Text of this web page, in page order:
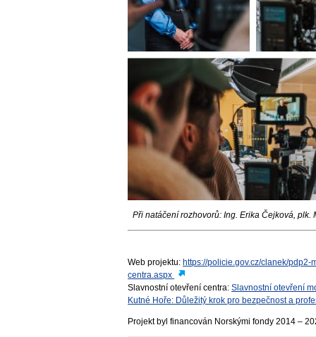
Při natáčení rozhovorů: Ing. Erika Čejková, plk.
Web projektu: https://policie.gov.cz/clanek/
centra.aspx
Slavnostní otevření centra:Slavnostní otevření
Kutné Hoře: Důležitý krok pro bezpečnost a
Projekt byl financován Norskými fondy 2014 –